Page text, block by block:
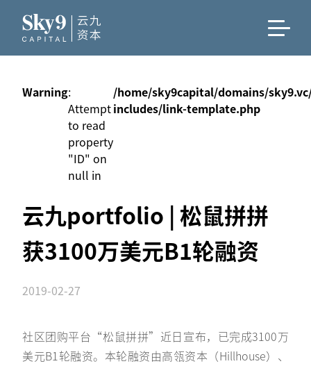
Warning:
Attempt
to read
property
"ID" on
null in
/home/sky9capital/domains/
includes/link-template.php
云九portfolio | 松鼠拼拼
获3100万美元B1轮融资
2019-02-27
社区团购平台“松鼠拼拼”近日宣布，已完成3100万
美元B1轮融资。本轮融资由高瓴资本（Hillhouse）、